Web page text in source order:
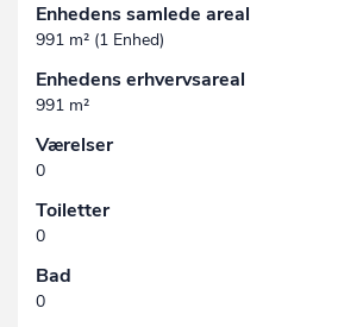
Enhedens samlede areal
991 m² (1 Enhed)
Enhedens erhvervsareal
991 m²
Værelser
0
Toiletter
0
Bad
0